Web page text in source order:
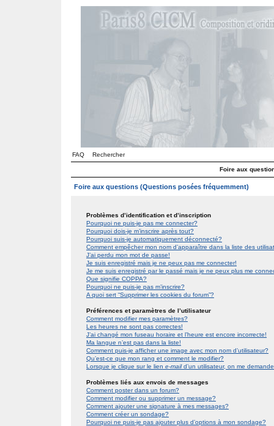
FAQ Rechercher
Foire aux
Foire aux questions (Questions posées fréquemment)
Problèmes d’identification et d’inscription
Pourquoi ne puis-je pas me connecter?
Pourquoi dois-je m’inscrire après tout?
Pourquoi suis-je automatiquement déconnecté?
Comment empêcher mon nom d’apparaître dans la liste des
J’ai perdu mon mot de passe!
Je suis enregistré mais je ne peux pas me connecter!
Je me suis enregistré par le passé mais je ne peux plus me
Que signifie COPPA?
Pourquoi ne puis-je pas m’inscrire?
A quoi sert “Supprimer les cookies du forum”?
Préférences et paramètres de l’utilisateur
Comment modifier mes paramètres?
Les heures ne sont pas correctes!
J’ai changé mon fuseau horaire et l’heure est encore incorrecte!
Ma langue n’est pas dans la liste!
Comment puis-je afficher une image avec mon nom d’utilisateur?
Qu’est-ce que mon rang et comment le modifier?
Lorsque je clique sur le lien e-maild’un utilisateur, on me
Problèmes liés aux envois de messages
Comment poster dans un forum?
Comment modifier ou supprimer un message?
Comment ajouter une signature à mes messages?
Comment créer un sondage?
Pourquoi ne puis-je pas ajouter plus d’options à mon sondage?